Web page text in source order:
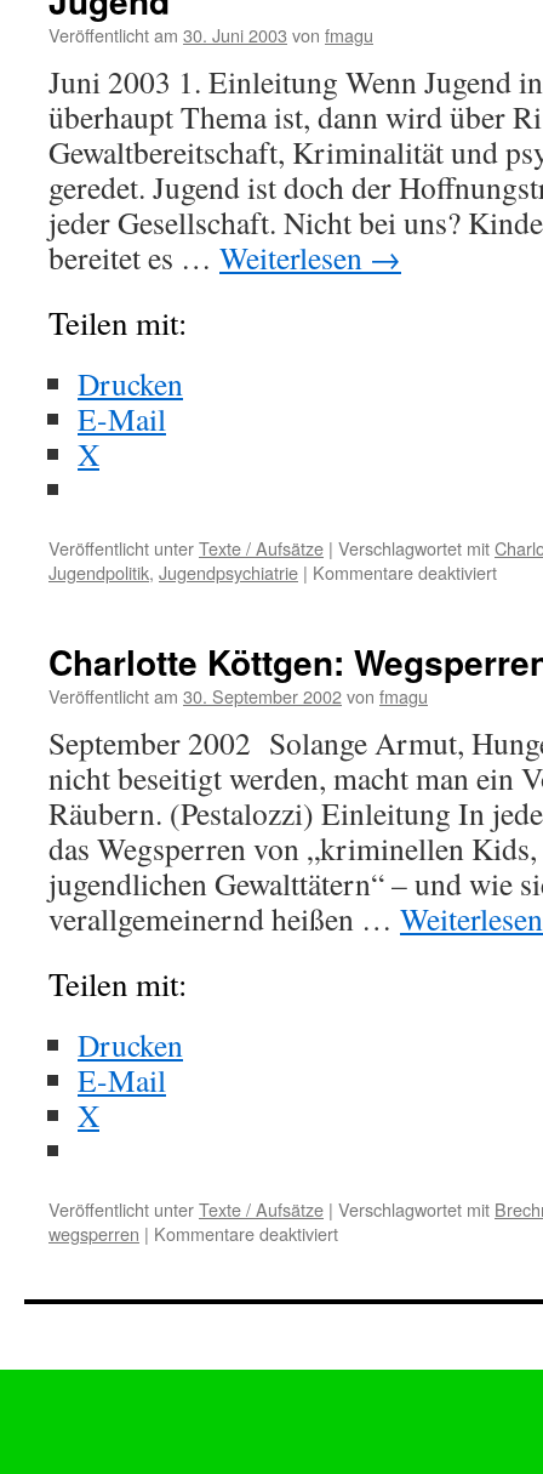
–
ein
Veröffentlicht am 30. Juni 2003 von fmagu
Juni 2003 1. Einleitung Wenn Jugend
überhaupt Thema ist, dann wird über
Gewaltbereitschaft, Kriminalität und
geredet. Jugend ist doch der
jeder Gesellschaft. Nicht bei uns?
bereitet es … Weiterlesen →
Teilen mit:
Drucken
E-Mail
X
Veröffentlicht unterTexte / Aufsätze | Verschlagwortet mit
Jugendpolitik, Jugendpsychiatrie | Kommentare deaktiviert
Charlotte Köttgen:
Veröffentlicht am 30. September 2002von fmagu
September 2002 Solange Armut,
nicht beseitigt werden, macht man ein
Räubern. (Pestalozzi) Einleitung In
das Wegsperren von „kriminellen
jugendlichen Gewalttätern“ – und wie
verallgemeinernd heißen …
Teilen mit:
Drucken
E-Mail
X
Veröffentlicht unterTexte / Aufsätze | Verschlagwortet mit
wegsperren | Kommentare deaktiviert
Wegsperren